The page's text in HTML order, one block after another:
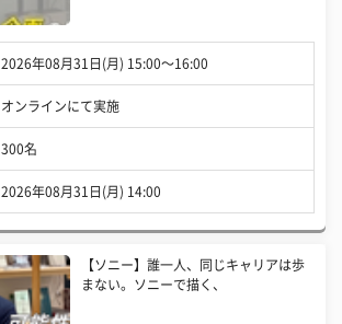
2026年08月31日(月) 15:00〜16:00
オンラインにて実施
300名
2026年08月31日(月) 14:00
【ソニー】誰一人、同じキャリアは歩
まない。ソニーで描く、